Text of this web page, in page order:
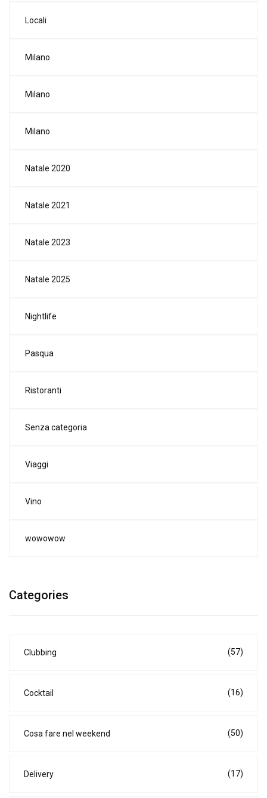
Locali
Milano
Milano
Milano
Natale 2020
Natale 2021
Natale 2023
Natale 2025
Nightlife
Pasqua
Ristoranti
Senza categoria
Viaggi
Vino
wowowow
Categories
Clubbing (57)
Cocktail (16)
Cosa fare nel weekend (50)
Delivery (17)